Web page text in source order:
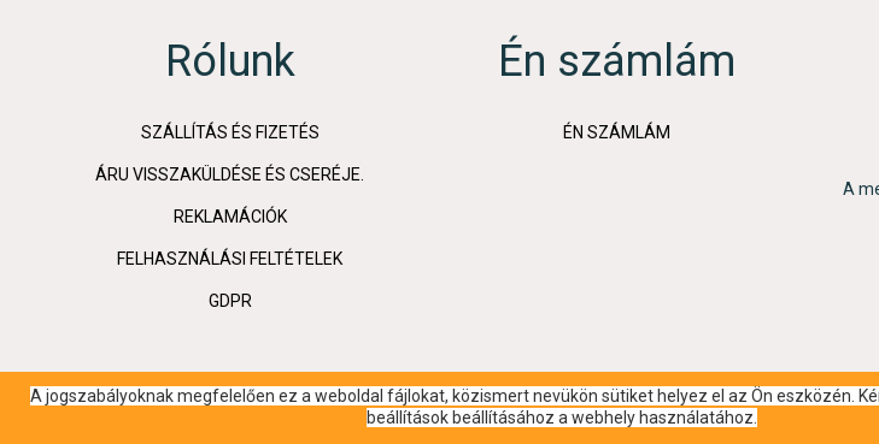
A jogszabályoknak megfelelően ez a weboldal fájlokat, közismert nevükön sütiket helyez el az Ön eszközén.
beállítások beállításához a webhely használatához.
Rólunk
SZÁLLÍTÁS ÉS FIZETÉS
ÁRU VISSZAKÜLDÉSE ÉS CSERÉJE.
REKLAMÁCIÓK
FELHASZNÁLÁSI FELTÉTELEK
GDPR
Én számlám
ÉN SZÁMLÁM
A